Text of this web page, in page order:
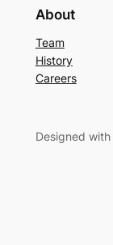
About
Team
History
Careers
Designed with